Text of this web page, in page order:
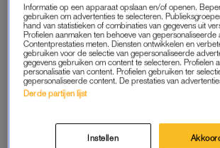
veruit de jongste. Ik liep altijd al een stapje
ook hiermee.
We hadden het af en toe wel over de
ook iets spannends. Toen ik vijftien was,
eerst ketamine. Iemand uit mijn
super-grappig.’ Het werd via via geregeld,
iemand thuis te proberen. Ik vond het heel
Informatie op een apparaat opslaan en/of openen.
gebruiken om advertenties te selecteren.
hand van statistieken of combinaties van gegevens uit
Profielen aanmaken ten behoeve van gepersonaliseerde
Contentprestaties meten. Diensten ontwikkelen en
gebruiken voor de selectie van gepersonaliseerde
gegevens gebruiken om content te selecteren. Profielen
personalisatie van content. Profielen gebruiken ter
gepersonaliseerde content. De prestaties van
Derde partijen lijst
Instellen